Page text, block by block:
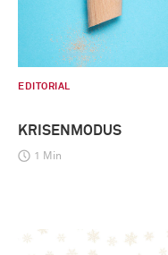
EDITORIAL
KRISENMODUS
1 Min